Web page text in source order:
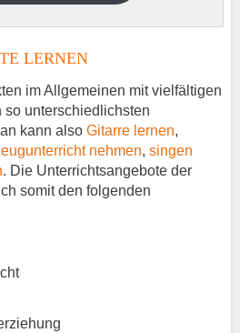
LERNEN
im Allgemeinen mit vielfältigen
unterschiedlichsten
kann also Gitarre lernen,
nehmen, singen
. Die Unterrichtsangebote der
somit den folgenden